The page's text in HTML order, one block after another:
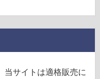
当サイトは適格販売に